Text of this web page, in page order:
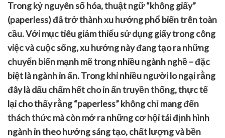
Trong kỷ nguyên số hóa, thuật ngữ “không giấy”
(paperless) đã trở thành xu hướng phổ biến trên toàn
cầu. Với mục tiêu giảm thiểu sử dụng giấy trong công
việc và cuộc sống, xu hướng này đang tạo ra những
chuyển biến mạnh mẽ trong nhiều ngành nghề – đặc
biệt là ngành in ấn. Trong khi nhiều người lo ngại rằng
đây là dấu chấm hết cho in ấn truyền thống, thực tế
lại cho thấy rằng “paperless” không chỉ mang đến
thách thức mà còn mở ra những cơ hội tái định hình
ngành in theo hướng sáng tạo, chất lượng và bền